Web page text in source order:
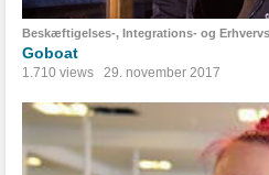
Beskæftigelses-, Integrations- og
Goboat
1.710 views 29. november 2017